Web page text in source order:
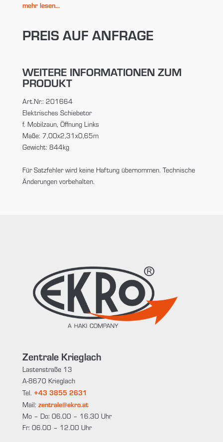
mehr lesen...
PREIS AUF ANFRAGE
WEITERE INFORMATIONEN ZUM
PRODUKT
Art.Nr.: 201664
Elektrisches Schiebetor
f. Mobilzaun, Öffnung Links
Maße: 7,00x2,31x0,65m
Gewicht: 844kg
Für Satzfehler wird keine Haftung übernommen. Technische
Änderungen vorbehalten.
Zentrale Krieglach
Lastenstraße 13
A-8670 Krieglach
Tel. +43 3855 2631
Mail: zentrale@ekro.at
Mo – Do: 06.00 – 16.30 Uhr
Fr: 06.00 – 12.00 Uhr